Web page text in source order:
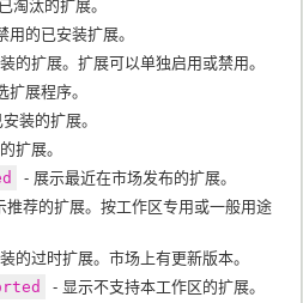
淘汰的扩展。
用的已安装扩展。
的扩展。扩展可以单独启用或禁用。
扩展程序。
装的扩展。
扩展。
- 展示最近在市场发布的扩展。
推荐的扩展。按工作区专用或一般用途
的过时扩展。市场上有更新版本。
- 显示不支持本工作区的扩展。